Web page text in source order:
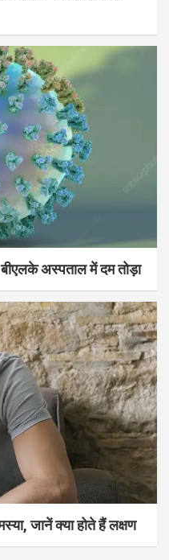
अस्पताल में दम तोड़ा
जानें क्या होते हैं लक्षण